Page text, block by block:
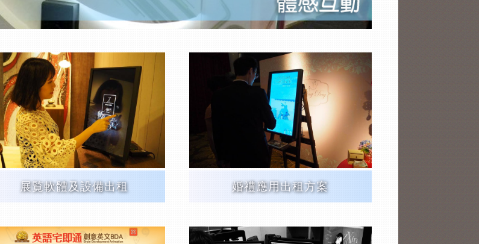
展覧軟體及設備出租 婚禮應用出租方案